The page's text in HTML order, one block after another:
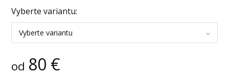
Vyberte variantu:
Vyberte variantu
od 80 €